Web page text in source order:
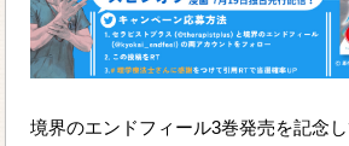
境界のエンドフィール3巻発売を記念